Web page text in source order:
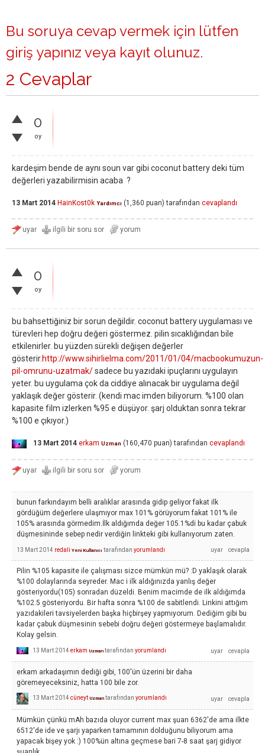
Bu soruya cevap vermek için lütfen
giriş yapınız veya kayıt olunuz.
2 Cevaplar
0
oy
kardeşim bende de aynı soun var gibi coconut battery deki tüm
değerleri yazabilirmisin acaba ?
13 Mart 2014 HainKost0k Yardımcı (1,360 puan) tarafından cevaplandı
0
oy
bu bahsettiğiniz bir sorun değildir. coconut battery uygulaması ve
türevleri hep doğru değeri göstermez. pilin sıcaklığından bile
etkilenirler. bu yüzden sürekli değişen değerler
gösterir. http://www.sihirlielma.com/2011/01/04/macbookumuzun-
pil-omrunu-uzatmak/sadece bu yazıdaki ipuçlarını uygulayın
yeter. bu uygulama çok da ciddiye alınacak bir uygulama değil
yaklaşık değer gösterir. (kendi mac imden biliyorum. %100 olan
kapasite film izlerken %95 e düşüyor. şarj olduktan sonra tekrar
%100 e çıkıyor.)
13 Mart 2014 erkam Uzman (160,470 puan) tarafından cevaplandı
bunun farkındayım belli aralıklar arasında gidip geliyor fakat ilk
gördüğüm değerlere ulaşmıyor max 101% görüyorum fakat 101% ile
105% arasında görmedim.İlk aldığımda değer 105.1%di bu kadar çabuk
düşmesininde sebep nedir verdiğin linkteki gibi kullanıyorum zaten.
13 Mart 2014 redali Yeni Kullanıcı tarafından yorumlandı
Pilin %105 kapasite ile çalışması sizce mümkün mü? :D yaklaşık olarak
%100 dolaylarında seyreder. Mac i ilk aldığınızda yanlış değer
gösteriyordu(105) sonradan düzeldi. Benim macimde de ilk aldığımda
%102.5 gösteriyordu. Bir hafta sonra %100 de sabitlendi. Linkini attığım
yazıdakileri tavsiyelerden başka hiçbirşey yapmıyorum. Dediğim gibi bu
kadar çabuk düşmesinin sebebi doğru değeri göstermeye başlamalıdır.
Kolay gelsin.
13 Mart 2014 erkam Uzman tarafından yorumlandı
erkam arkadaşımın dediği gibi, 100'ün üzerini bir daha
göremeyeceksiniz, hatta 100 bile zor.
13 Mart 2014 cüneyt Uzman tarafından yorumlandı
Mümkün çünkü mAh bazıda oluyor current max şuan 6362'de ama ilkte
6512'de ide ve şarjı yaparken tamamının dolduğunu biliyorum ama
yapacak bişey yok :) 100%ün altına geçmese bari 7-8 saat şarj gidiyor